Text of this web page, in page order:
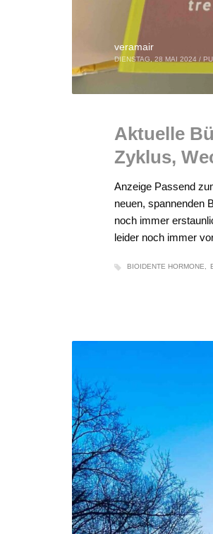
veramair
DIENSTAG, 28 MAI 2024 /
Aktuelle
Zyklus,
Anzeige Passend
neuen, spannenden
noch immer
leider noch immer
BIOIDENTE HORMONE